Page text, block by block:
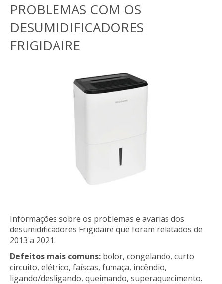
PROBLEMAS COM OS
DESUMIDIFICADORES
FRIGIDAIRE
Informações sobre os problemas e avarias dos
desumidificadores Frigidaire que foram relatados de
2013 a 2021.
Defeitos mais comuns: bolor, congelando, curto
circuito, elétrico, faíscas, fumaça, incêndio,
ligando/desligando, queimando, superaquecimento.